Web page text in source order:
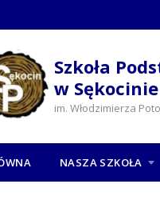
Szkoła
w Sękocinie
im. Włodzimierza
NASZA SZKOŁA